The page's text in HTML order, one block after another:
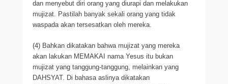
dan menyebut diri orang yang diurapi dan melakukan
mujizat. Pastilah banyak sekali orang yang tidak
waspada akan tersesatkan oleh mereka.
(4) Bahkan dikatakan bahwa mujizat yang mereka
akan lakukan MEMAKAI nama Yesus itu bukan
mujizat yang tanggung-tanggung, melainkan yang
DAHSYAT. Di bahasa aslinya dikatakan